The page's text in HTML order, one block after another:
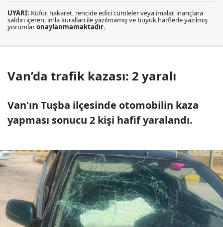
UYARI: Küfür, hakaret, rencide edici cümleler veya imalar, inançlara
saldırı içeren, imla kuralları ile yazılmamış ve büyük harflerle yazılmış
yorumlaronaylanmamaktadır.
Van’da trafik kazası: 2 yaralı
Van'ın Tuşba ilçesinde otomobilin kaza
yapması sonucu 2 kişi hafif yaralandı.